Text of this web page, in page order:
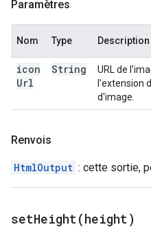
Paramètres
Nom Type Description
icon
Url
String
URL de
l'extension
d'image.
Renvois
HtmlOutput : cette sortie,
setHeight(height)